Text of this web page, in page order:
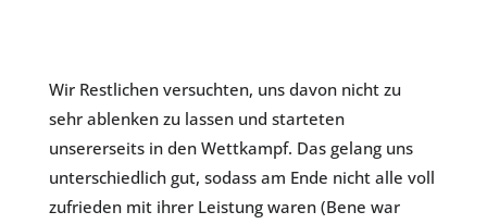
Wir Restlichen versuchten, uns davon nicht zu
sehr ablenken zu lassen und starteten
unsererseits in den Wettkampf. Das gelang uns
unterschiedlich gut, sodass am Ende nicht alle voll
zufrieden mit ihrer Leistung waren (Bene war